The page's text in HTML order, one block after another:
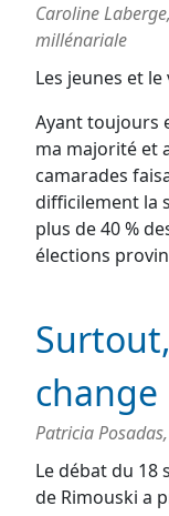
Caroline
millénariale
Les jeunes et le
Ayant toujours
ma majorité et
camarades
difficilement la
plus de 40 %
élections
change
Patricia
Le débat du 18
de Rimouski a